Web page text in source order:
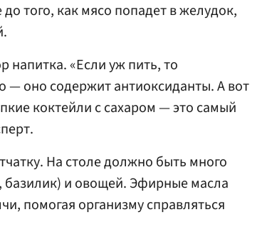
того, как мясо попадет в желудок,
напитка. «Если уж пить, то
— оно содержит антиоксиданты. А вот
коктейли с сахаром — это самый
На столе должно быть много
базилик) и овощей. Эфирные масла
помогая организму справляться